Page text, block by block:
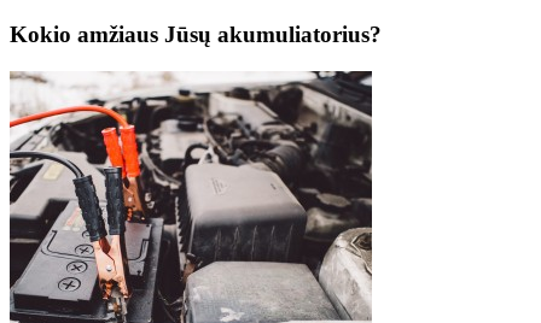
Kokio amžiaus Jūsų akumuliatorius?